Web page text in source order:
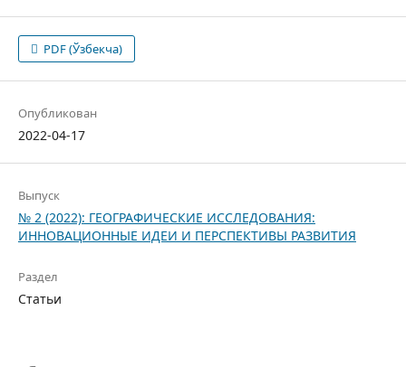
PDF (Ўзбекча)
Опубликован
2022-04-17
Выпуск
№ 2 (2022): ГЕОГРАФИЧЕСКИЕ ИССЛЕДОВАНИЯ:
ИННОВАЦИОННЫЕ ИДЕИ И ПЕРСПЕКТИВЫ РАЗВИТИЯ
Раздел
Статьи